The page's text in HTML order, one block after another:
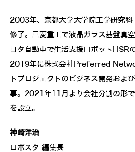
2003年、京都大学大学院工学研究科
修了。三菱重工で液晶ガラス基盤真
ヨタ自動車で生活支援ロボットHSR
2019年に株式会社Preferred
トプロジェクトのビジネス開発およ
事。2021年11月より会社分割の
を設立。
神崎洋治
ロボスタ 編集長